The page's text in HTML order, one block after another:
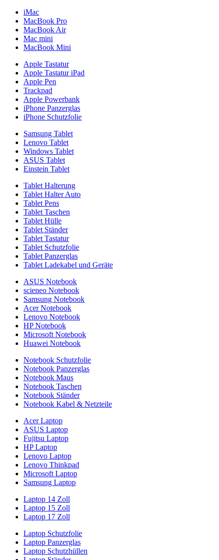
iMac
MacBook Pro
MacBook Air
Mac mini
MacBook Mini
Apple Tastatur
Apple Tastatur iPad
Apple Pen
Trackpad
Apple Powerbank
iPhone Panzerglas
iPhone Schutzfolie
Samsung Tablet
Lenovo Tablet
Windows Tablet
ASUS Tablet
Einstein Tablet
Tablet Halterung
Tablet Halter Auto
Tablet Pens
Tablet Taschen
Tablet Hülle
Tablet Ständer
Tablet Tastatur
Tablet Schutzfolie
Tablet Panzerglas
Tablet Ladekabel und Geräte
ASUS Notebook
scieneo Notebook
Samsung Notebook
Acer Notebook
Lenovo Notebook
HP Notebook
Microsoft Notebook
Huawei Notebook
Notebook Schutzfolie
Notebook Panzerglas
Notebook Maus
Notebook Taschen
Notebook Ständer
Notebook Kabel & Netzteile
Acer Laptop
ASUS Laptop
Fujitsu Laptop
HP Laptop
Lenovo Laptop
Lenovo Thinkpad
Microsoft Laptop
Samsung Laptop
Laptop 14 Zoll
Laptop 15 Zoll
Laptop 17 Zoll
Laptop Schutzfolie
Laptop Panzerglas
Laptop Schutzhüllen